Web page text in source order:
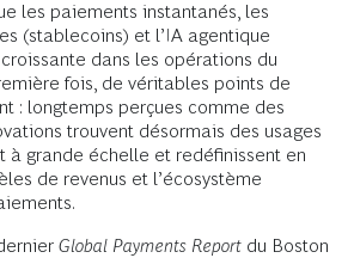
les paiements instantanés, les
(stablecoins) et l’IA agentique
dans les opérations du
fois, de véritables points de
: longtemps perçues comme des
trouvent désormais des usages
à grande échelle et redéfinissent en
de revenus et l’écosystème
Global Payments Report du Boston